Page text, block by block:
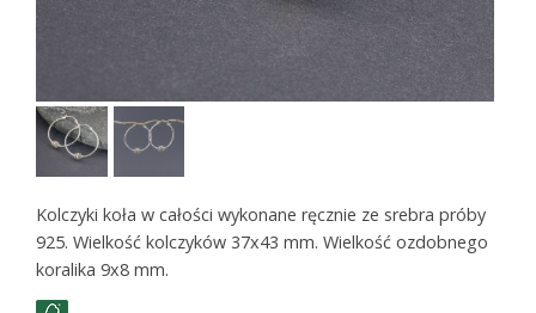
Kolczyki koła w całości wykonane ręcznie ze srebra próby
925. Wielkość kolczyków 37x43 mm. Wielkość ozdobnego
koralika 9x8 mm.